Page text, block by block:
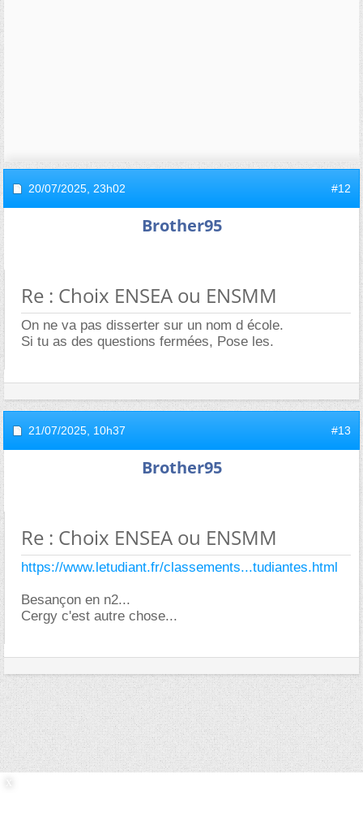
20/07/2025, 23h02 #12
Brother95
Re : Choix ENSEA ou ENSMM
On ne va pas disserter sur un nom d école.
Si tu as des questions fermées, Pose les.
21/07/2025, 10h37 #13
Brother95
Re : Choix ENSEA ou ENSMM
https://www.letudiant.fr/classements...tudiantes.html
Besançon en n2...
Cergy c'est autre chose...